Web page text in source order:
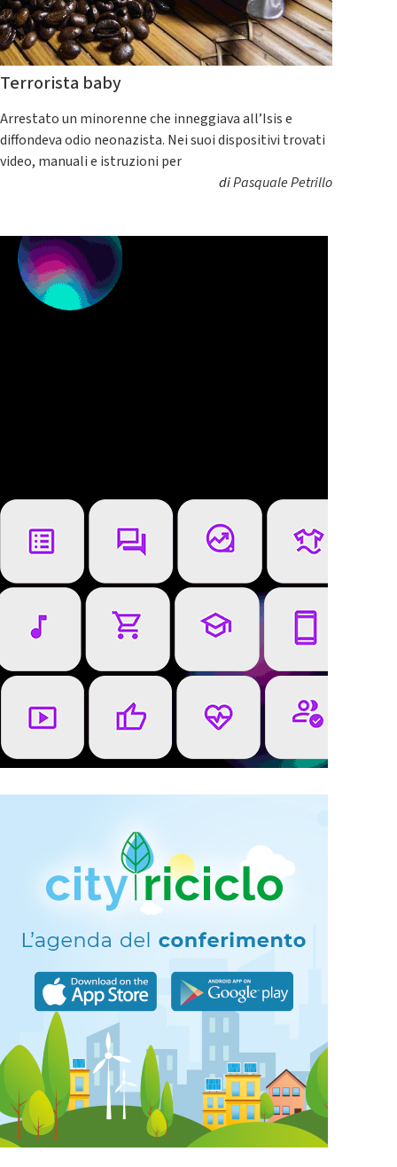
Terrorista baby
Arrestato un minorenne che inneggiava all’Isis e
diffondeva odio neonazista. Nei suoi dispositivi trovati
video, manuali e istruzioni per
diPasquale Petrillo